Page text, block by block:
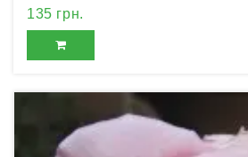
135 грн.